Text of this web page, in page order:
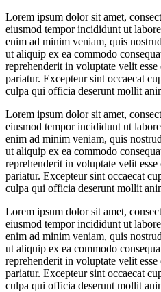
Lorem ipsum dolor sit amet,
eiusmod tempor incididunt ut
enim ad minim veniam, quis
ut aliquip ex ea commodo
reprehenderit in voluptate velit
pariatur. Excepteur sint occaecat
culpa qui officia deserunt mollit
Lorem ipsum dolor sit amet,
eiusmod tempor incididunt ut
enim ad minim veniam, quis
ut aliquip ex ea commodo
reprehenderit in voluptate velit
pariatur. Excepteur sint occaecat
culpa qui officia deserunt mollit
Lorem ipsum dolor sit amet,
eiusmod tempor incididunt ut
enim ad minim veniam, quis
ut aliquip ex ea commodo
reprehenderit in voluptate velit
pariatur. Excepteur sint occaecat
culpa qui officia deserunt mollit